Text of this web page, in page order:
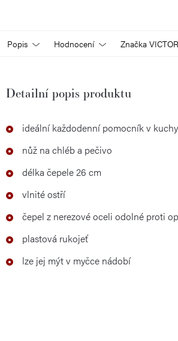
Popis Hodnocení Značka
Detailní popis produktu
ideální každodenní pomocník v
nůž na chléb a pečivo
délka čepele 26 cm
vlnité ostří
čepel z nerezové oceli odolné proti
plastová rukojeť
lze jej mýt v myčce nádobí